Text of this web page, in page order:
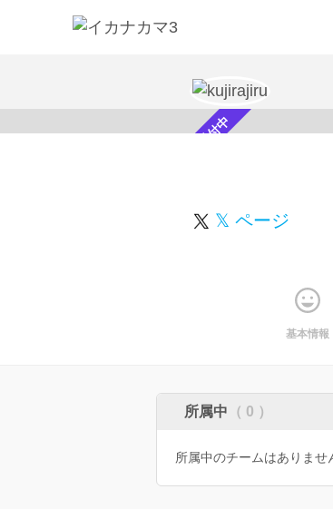
スカウト受付中
𝕏 ページ
基本情報
所属中 （ 0 ）
所属中のチームはありませ